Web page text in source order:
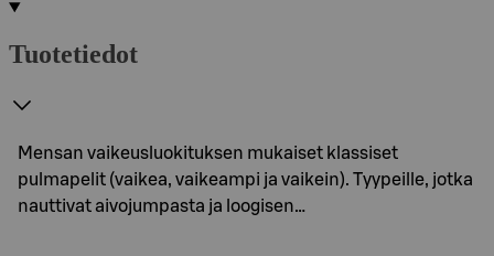
Tuotetiedot
Mensan vaikeusluokituksen mukaiset klassiset
pulmapelit (vaikea, vaikeampi ja vaikein). Tyypeille, jotka
nauttivat aivojumpasta ja loogisen…